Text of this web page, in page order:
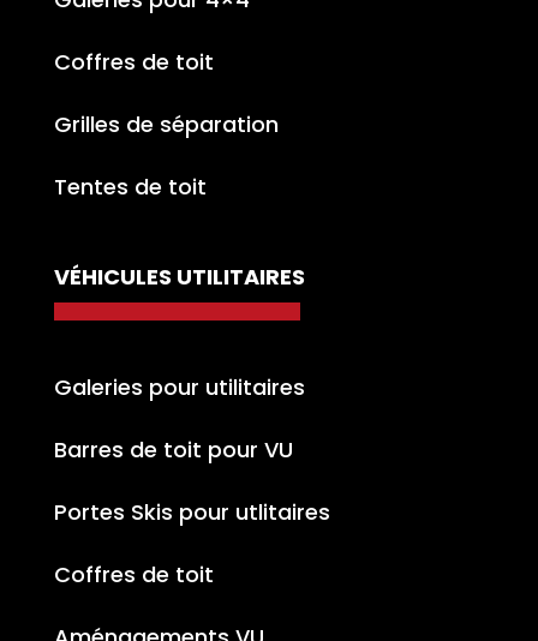
Coffres de toit
Grilles de séparation
Tentes de toit
VÉHICULES UTILITAIRES
Galeries pour utilitaires
Barres de toit pour VU
Portes Skis pour utlitaires
Coffres de toit